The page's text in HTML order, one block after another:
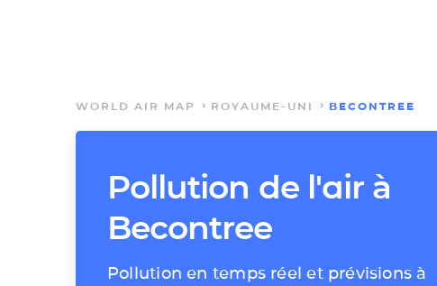
WORLD AIR MAP ROYAUME-UNI BECONTREE
Pollution de l'air à
Becontree
Pollution en temps réel et prévisions à